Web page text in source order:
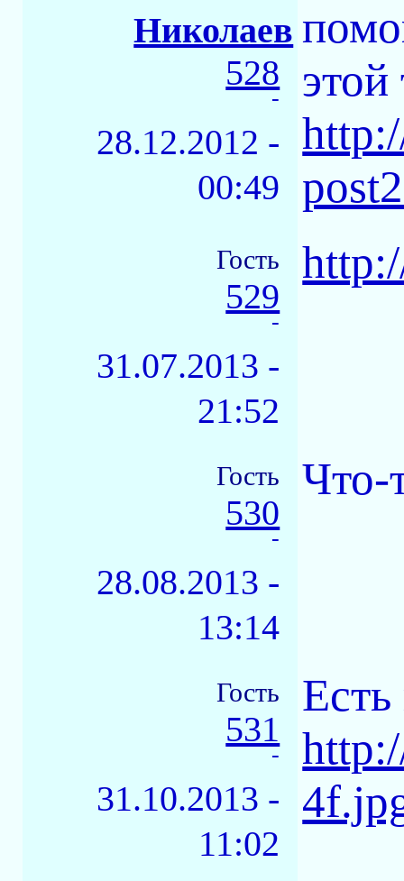
Николаев
528
-
28.12.2012 -
00:49
этой
Гость
529
-
31.07.2013 -
21:52
Гость
530
-
28.08.2013 -
13:14
Что-
Гость
531
-
31.10.2013 -
11:02